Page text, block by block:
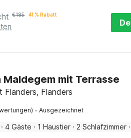
€185 41 % Rabatt
Maldegem mit Terrasse
Flanders, Flanders
· Ausgezeichnet
· 4 Gäste · 1 Haustier · 2 Schlafzimmer ·